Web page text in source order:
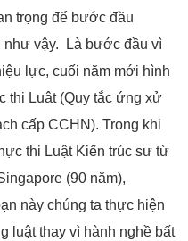
trọng để bước đầu
như vậy. Là bước đầu vì
lực, cuối năm mới hình
thi Luật (Quy tắc ứng xử
cấp CCHN). Trong khi
thi Luật Kiến trúc sư từ
(90 năm),
này chúng ta thực hiện
luật thay vì hành nghề bất